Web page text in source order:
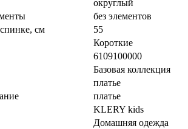
округлый
без элементов
см
55
Короткие
6109100000
Базовая коллекция
платье
платье
KLERY kids
Домашняя одежда